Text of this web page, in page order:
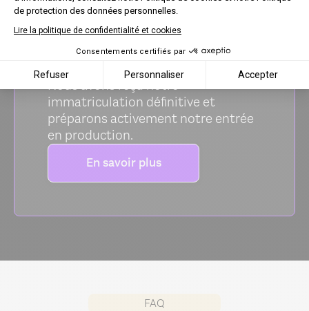
de protection des données personnelles.
Lire la politique de confidentialité et cookies
Consentements certifiés par
Refuser Personnaliser Accepter
fulll fait partie de la liste des
éditeurs agréés et en lien direct avec
l’administration.
Nous avons reçu notre
immatriculation définitive et
préparons activement notre entrée
en production.
En savoir plus
FAQ